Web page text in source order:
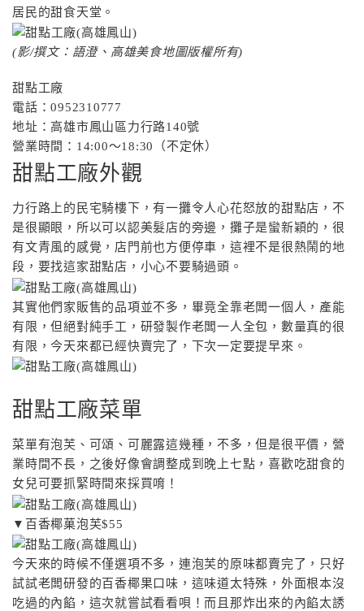
居民的甜食天堂。
(影/撰文：語澄、高雄美食地圖版權所有)
甜點工廠
電話：0952310777
地址：高雄市鳳山區力行路140號
營業時間：14:00～18:30（不定休）
甜點工廠外觀
力行路上的民宅騎樓下，有一攤令人心花怒放的甜點店，不
是很顯眼，所以可以認美髮店的旁邊，攤子是蠻新穎的，很
有文青風的感覺，店門前也方便停車，這裡不是很熱鬧的地
段，要找這家甜點店，小心不要騎過頭。
其實他們家販售的品項並不多，畢竟全靠老闆一個人，產能
有限，但絕對純手工，研發製作老闆一人全包，數量真的很
有限，今天來都已經快賣完了，下次一定要提早來。
甜點工廠菜單
菜單有泡芙、可頌、可麗露這幾種，不多，但是很平價，營
業時間不長，之後好像會調整成到晚上七點，喜歡吃甜食的
女兒可要抓緊時間來採買唷！
▼百香椰菓泡芙$55
今天來的時候不僅選項不多，連泡芙的原味都賣完了，只好
試試老闆研發的百香椰果口味，這味道太特殊，外面根本沒
吃過的內餡，這次就嘗試看看唄！而且那炸出來的內餡太誘